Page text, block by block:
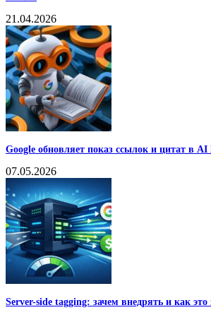
21.04.2026
Google обновляет показ ссылок и цитат в
07.05.2026
Server-side tagging: зачем внедрять и как